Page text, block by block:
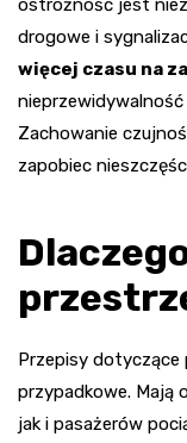
drogowe i
więcej czasu na
Zachowanie
zapobiec
Przepisy dotyczące
przypadkowe. Mają
jak i pasażerów